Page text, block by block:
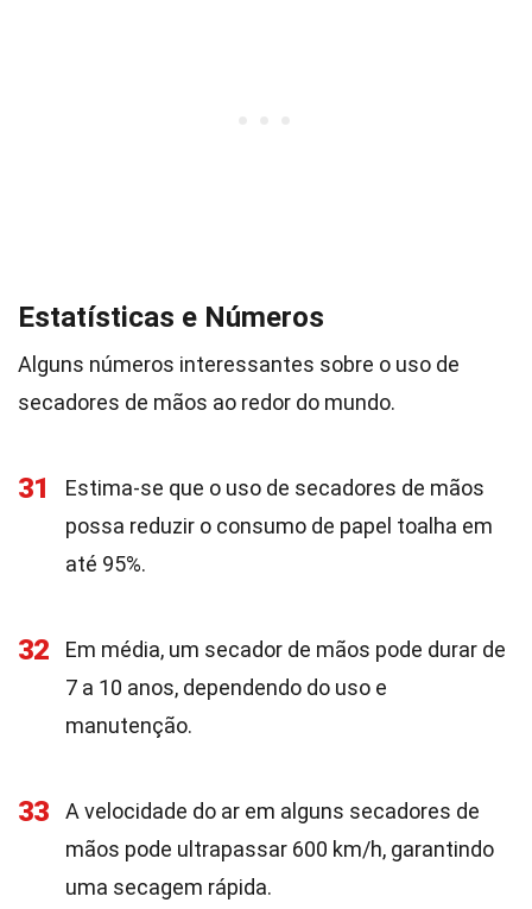
Estatísticas e Números
Alguns números interessantes sobre o uso de
secadores de mãos ao redor do mundo.
31
Estima-se que o uso de secadores de mãos
possa reduzir o consumo de papel toalha em
até 95%.
32
Em média, um secador de mãos pode durar de
7 a 10 anos, dependendo do uso e
manutenção.
33
A velocidade do ar em alguns secadores de
mãos pode ultrapassar 600 km/h, garantindo
uma secagem rápida.